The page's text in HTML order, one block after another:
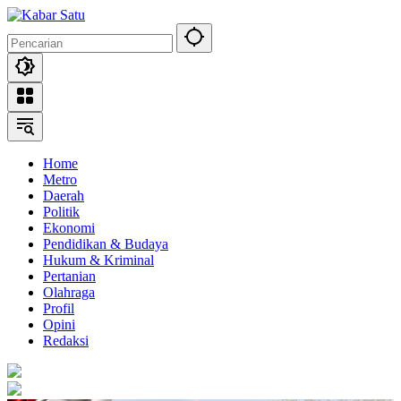
Langsung
konten
Home
Metro
Daerah
Politik
Ekonomi
Pendidikan & Budaya
Hukum & Kriminal
Pertanian
Olahraga
Profil
Opini
Redaksi